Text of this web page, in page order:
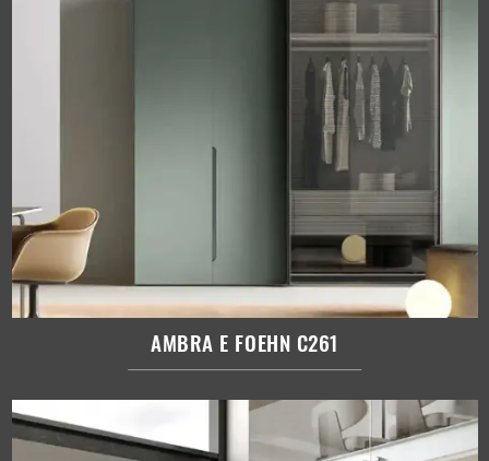
AMBRA E FOEHN C261